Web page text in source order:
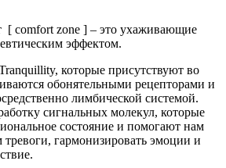
[ comfort zone ] – это ухаживающие
эффектом.
которые присутствуют во
обонятельными рецепторами и
лимбической системой.
сигнальных молекул, которые
состояние и помогают нам
тревоги, гармонизировать эмоции и